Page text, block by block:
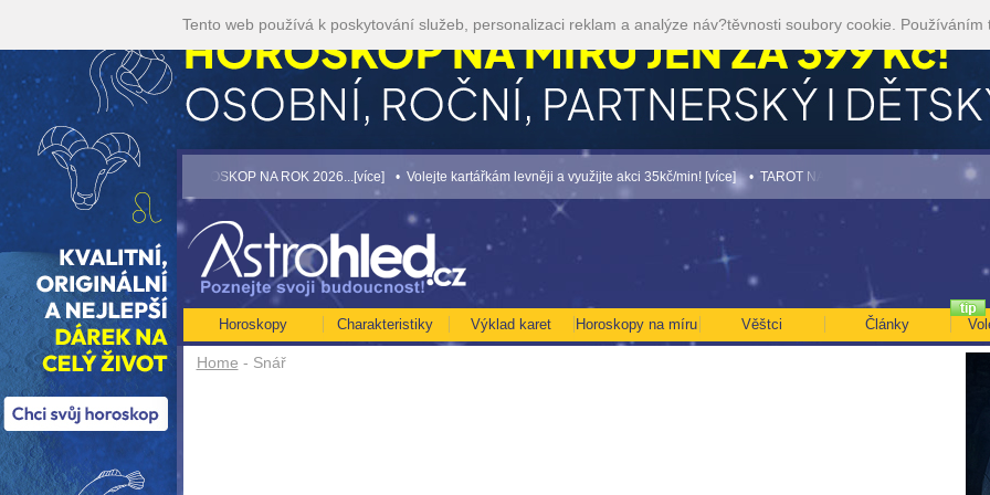
Home - Snář
Horoskopy Charakteristiky Výklad karet Horoskopy na míru Věštci Články
• NEJVĚTŠÍ ROČNÍ HOROSKOP NA ROK 2026...[více] • Volejte kartářkám levněji a využijte akci 35kč/min! [více] • TAROT NA SRPEN ZA 49,-KČ... [více] •
Tento web používá k poskytování služeb, personalizaci reklam a analýze náv?těvnosti soubory cookie. Používáním